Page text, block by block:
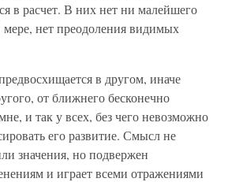
в расчет. В них нет ни малейшего
нет преодоления видимых
в другом, иначе
от ближнего бесконечно
и так у всех, без чего невозможно
его развитие. Смысл не
значения, но подвержен
и играет всеми отражениями